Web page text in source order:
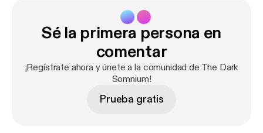
and use of personal data for advertising.
Sé la primera persona en
comentar
¡Regístrate ahora y únete a la comunidad de The Dark
Somnium!
Prueba gratis